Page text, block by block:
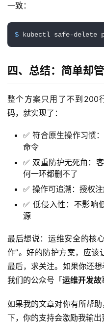
一致：
$ kubectl safe-delete
四、总结：简单却
整个方案只用了不到200
码，就实现了：
✅ 符合原生操作习惯
命令
✅ 双重防护无死角：
何一环都删不了
✅ 操作可追溯：授权
✅ 低侵入性：不影响
源
最后想说：运维安全的核
作”。好的防护方案，应该
最后，求关注。如果你还
我们的公众号「运维开发故
如果我的文章对你有所帮
下，你的支持会激励我输出